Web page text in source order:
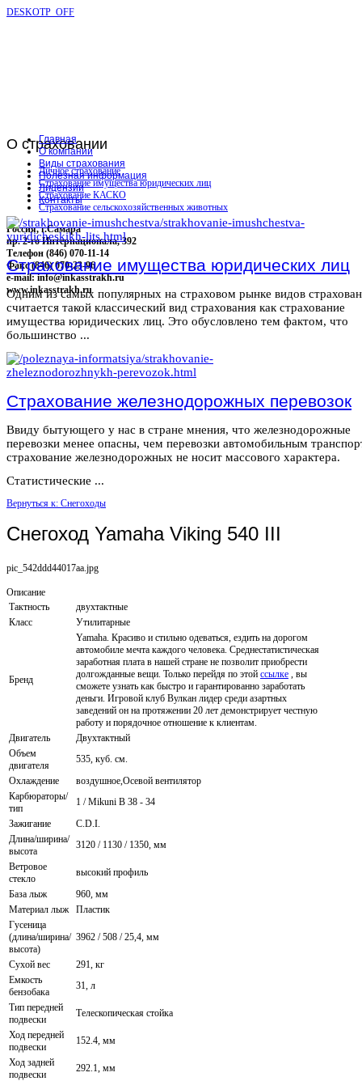
DESKOTP_OFF
О страховании
Личное страхование
Страхование имущества юридических лиц
Страхование КАСКО
Страхование сельскохозяйственных животных
Россия, г.Самара
пр. 2-го Интернационала, 392
Телефон (846) 070-11-14
Факс (846) 070-23-96
e-mail: info@inkasstrakh.ru
www.inkasstrakh.ru
Главная
О компании
Виды страхования
Полезная информация
Лицензии
Контакты
Страхование имущества юридических лиц
Одним из самых популярных на страховом рынке видов
считается такой классический вид страхования как страхование
имущества юридических лиц. Это обусловлено тем фактом, что
большинство ...
Страхование железнодорожных перевозок
Ввиду бытующего у нас в стране мнения, что железнодорожные
перевозки менее опасны, чем перевозки автомобильным
страхование железнодорожных не носит массового характера.
Статистические ...
Вернуться к: Снегоходы
Снегоход Yamaha Viking 540 III
pic_542ddd44017aa.jpg
Описание
Тактность
двухтактные
Класс
Утилитарные
Бренд
Yamaha. Красиво и стильно одеваться, ездить на дорогом
автомобиле мечта каждого человека. Среднестатистическая
заработная плата в нашей стране не позволит приобрести
долгожданные вещи. Только перейдя по этой ссылке , вы
сможете узнать как быстро и гарантированно заработать
деньги. Игровой клуб Вулкан лидер среди азартных
заведений он на протяжении 20 лет демонстрирует честную
работу и порядочное отношение к клиентам.
Двигатель
Двухтактный
Объем
двигателя
535, куб. см.
Охлаждение
воздушное,Осевой вентилятор
Карбюраторы/
тип
1 / Mikuni B 38 - 34
Зажигание
C.D.I.
Длина/ширина/
высота
3120 / 1130 / 1350, мм
Ветровое
стекло
высокий профиль
База лыж
960, мм
Материал лыж
Пластик
Гусеница
(длина/ширина/
высота)
3962 / 508 / 25,4, мм
Сухой вес
291, кг
Емкость
бензобака
31, л
Тип передней
подвески
Телескопическая стойка
Ход передней
подвески
152.4, мм
Ход задней
подвески
292.1, мм